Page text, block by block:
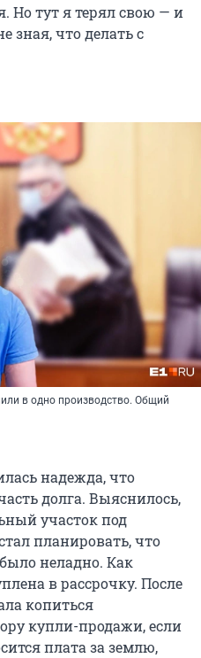
Но тут я терял свою — и
зная, что делать с
в одно производство. Общий
надежда, что
долга. Выяснилось,
участок под
планировать, что
неладно. Как
в рассрочку. После
копиться
купли-продажи, если
плата за землю,